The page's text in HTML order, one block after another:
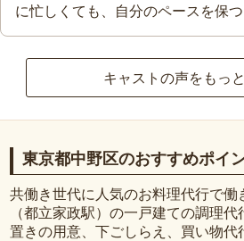
に忙しくても、自分のペースを保つ
キャストの声をもっ
東京都中野区のおすすめポイ
共働き世代に人気のお料理代行で働
（都立家政駅）の一戸建ての調理
置きの用意、下ごしらえ、買い物代